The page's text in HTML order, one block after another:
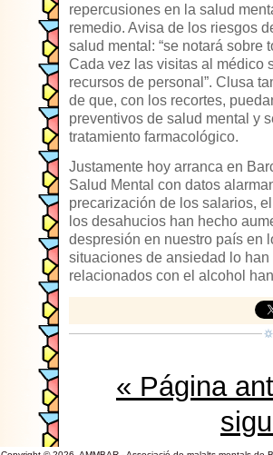
repercusiones en la salud
remedio. Avisa de los riesgos
salud mental: “se notará sobre
Cada vez las visitas al médico
recursos de personal”. Clusa
de que, con los recortes,
preventivos de salud mental y
tratamiento farmacológico.
Justamente hoy arranca en
Salud Mental con datos
precarización de los salarios,
los desahucios han hecho
despresión en nuestro país en
situaciones de ansiedad lo
relacionados con el alcohol
« Página